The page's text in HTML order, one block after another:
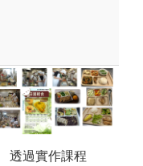
透過實作課程